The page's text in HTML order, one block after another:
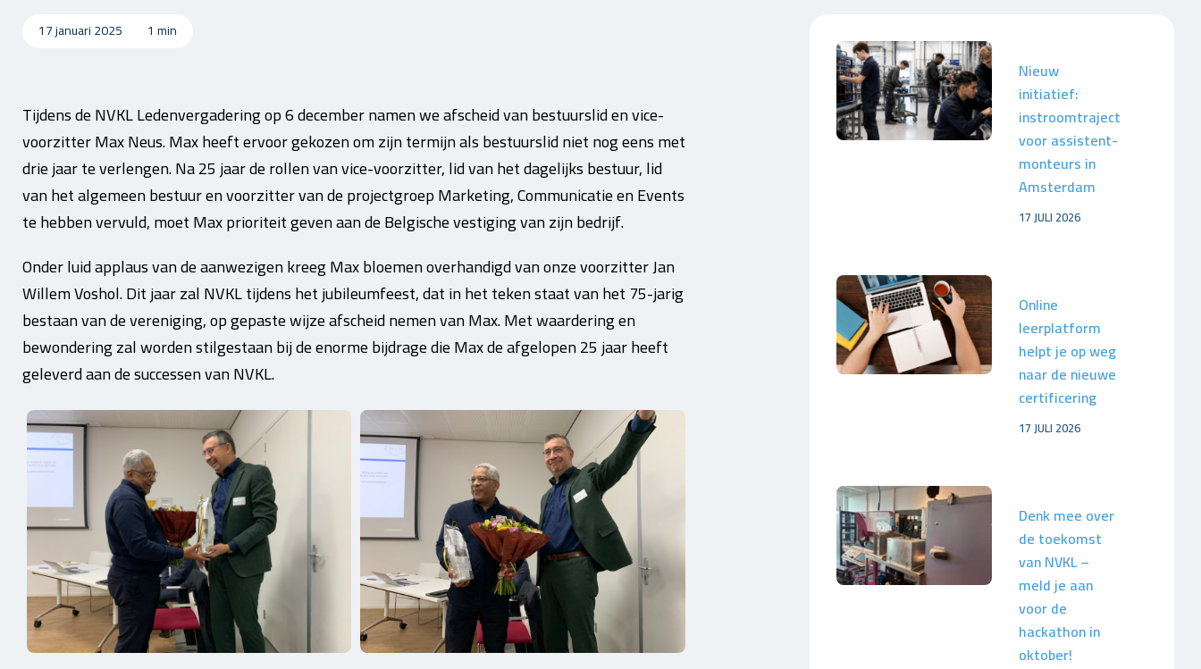
17 januari 2025 1 min
Tijdens de NVKL Ledenvergadering op 6 december namen we afscheid van bestuurslid en vice-
voorzitter Max Neus. Max heeft ervoor gekozen om zijn termijn als bestuurslid niet nog eens met
drie jaar te verlengen. Na 25 jaar de rollen van vice-voorzitter, lid van het dagelijks bestuur, lid
van het algemeen bestuur en voorzitter van de projectgroep Marketing, Communicatie en Events
te hebben vervuld, moet Max prioriteit geven aan de Belgische vestiging van zijn bedrijf.
Onder luid applaus van de aanwezigen kreeg Max bloemen overhandigd van onze voorzitter Jan
Willem Voshol. Dit jaar zal NVKL tijdens het jubileumfeest, dat in het teken staat van het 75-jarig
bestaan van de vereniging, op gepaste wijze afscheid nemen van Max. Met waardering en
bewondering zal worden stilgestaan bij de enorme bijdrage die Max de afgelopen 25 jaar heeft
geleverd aan de successen van NVKL.
Nieuw
initiatief:
instroomtraject
voor assistent-
monteurs in
Amsterdam
17 JULI 2026
Online
leerplatform
helpt je op weg
naar de nieuwe
certificering
17 JULI 2026
Denk mee over
de toekomst
van NVKL –
meld je aan
voor de
hackathon in
oktober!